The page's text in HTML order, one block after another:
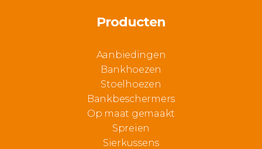
Producten
Aanbiedingen
Bankhoezen
Stoelhoezen
Bankbeschermers
Op maat gemaakt
Spreien
Sierkussens